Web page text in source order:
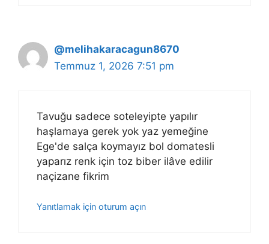
@melihakaracagun8670
Temmuz 1, 2026 7:51 pm
Tavuğu sadece soteleyipte yapılır
haşlamaya gerek yok yaz yemeğine
Ege'de salça koymayız bol domatesli
yaparız renk için toz biber ilâve edilir
naçizane fikrim
Yanıtlamak için oturum açın